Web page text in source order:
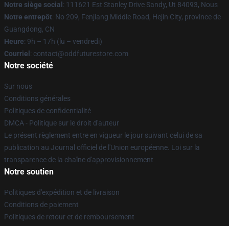
Notre siège social : 111621 Est Stanley Drive Sandy, Ut 84093, Nous
Notre entrepôt: No 209, Fenjiang Middle Road, Hejin City, province de
Guangdong, CN
Heure: 9h – 17h (lu – vendredi)
Courriel : contact@oddfuturestore.com
Notre société
Sur nous
Conditions générales
Politiques de confidentialité
DMCA - Politique sur le droit d'auteur
Le présent règlement entre en vigueur le jour suivant celui de sa
publication au Journal officiel de l'Union européenne. Loi sur la
transparence de la chaîne d'approvisionnement
Notre soutien
Politiques d'expédition et de livraison
Conditions de paiement
Politiques de retour et de remboursement